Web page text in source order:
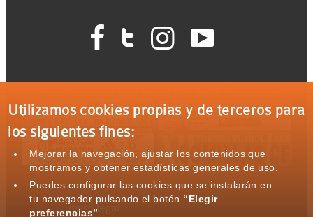
   
Aviso legal
Utilizamos cookies propias y de terceros para
los siguientes fines:
Mejorar la navegación, ajustar los contenidos que
mostramos y obtener estadísticas generales de uso.
Puedes configurar las cookies que se instalarán en
tu navegador pulsando el botón “Elegir
preferencias”